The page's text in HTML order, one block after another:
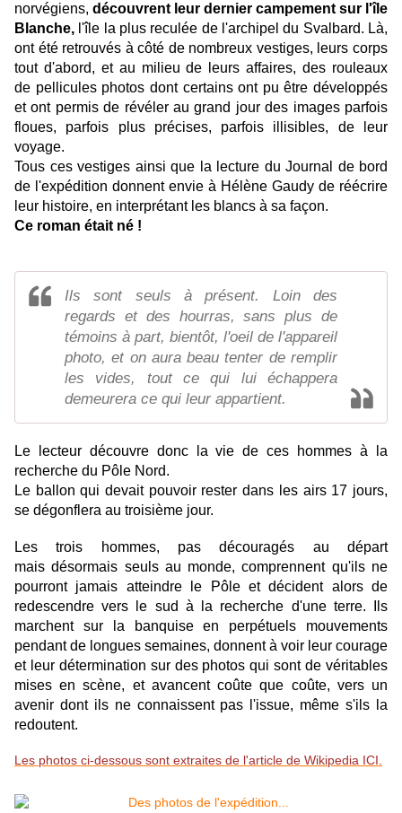
norvégiens, découvrent leur dernier campement sur l'île
Blanche, l'île la plus reculée de l'archipel du Svalbard. Là,
ont été retrouvés à côté de nombreux vestiges, leurs corps
tout d'abord, et au milieu de leurs affaires, des rouleaux
de pellicules photos dont certains ont pu être développés
et ont permis de révéler au grand jour des images parfois
floues, parfois plus précises, parfois illisibles, de leur
voyage.
Tous ces vestiges ainsi que la lecture du Journal de bord
de l'expédition donnent envie à Hélène Gaudy de réécrire
leur histoire, en interprétant les blancs à sa façon.
Ce roman était né !
Ils sont seuls à présent. Loin des
regards et des hourras, sans plus de
témoins à part, bientôt, l'oeil de l'appareil
photo, et on aura beau tenter de remplir
les vides, tout ce qui lui échappera
demeurera ce qui leur appartient.
Le lecteur découvre donc la vie de ces hommes à la
recherche du Pôle Nord.
Le ballon qui devait pouvoir rester dans les airs 17 jours,
se dégonflera au troisième jour.
Les trois hommes, pas découragés au départ
mais désormais seuls au monde, comprennent qu'ils ne
pourront jamais atteindre le Pôle et décident alors de
redescendre vers le sud à la recherche d'une terre. Ils
marchent sur la banquise en perpétuels mouvements
pendant de longues semaines, donnent à voir leur courage
et leur détermination sur des photos qui sont de véritables
mises en scène, et avancent coûte que coûte, vers un
avenir dont ils ne connaissent pas l'issue, même s'ils la
redoutent.
Les photos ci-dessous sont extraites de l'article de Wikipedia ICI.